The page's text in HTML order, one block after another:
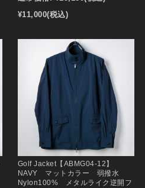
¥11,000(税込)
Golf Jacket【ABMG04-12】
NAVY マットカラー 弱撥水
Nylon100% メタルライク逆開フ